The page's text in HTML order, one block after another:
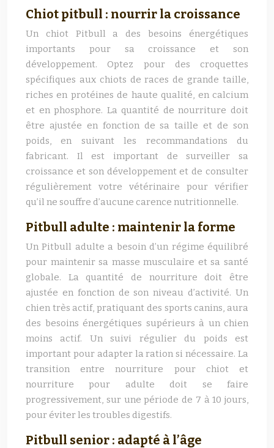
Chiot pitbull : nourrir la croissance
Un chiot Pitbull a des besoins énergétiques
importants pour sa croissance et son
développement. Optez pour des croquettes
spécifiques aux chiots de races de grande taille,
riches en protéines de haute qualité, en calcium
et en phosphore. La quantité de nourriture doit
être ajustée en fonction de sa taille et de son
poids, en suivant les recommandations du
fabricant. Il est important de surveiller sa
croissance et son développement et de consulter
régulièrement votre vétérinaire pour vérifier
qu’il ne souffre d’aucune carence nutritionnelle.
Pitbull adulte : maintenir la forme
Un Pitbull adulte a besoin d’un régime équilibré
pour maintenir sa masse musculaire et sa santé
globale. La quantité de nourriture doit être
ajustée en fonction de son niveau d’activité. Un
chien très actif, pratiquant des sports canins, aura
des besoins énergétiques supérieurs à un chien
moins actif. Un suivi régulier du poids est
important pour adapter la ration si nécessaire. La
transition entre nourriture pour chiot et
nourriture pour adulte doit se faire
progressivement, sur une période de 7 à 10 jours,
pour éviter les troubles digestifs.
Pitbull senior : adapté à l’âge